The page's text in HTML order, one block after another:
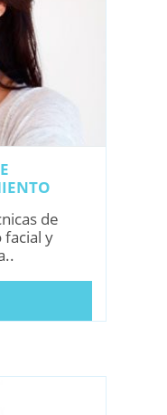
de
y